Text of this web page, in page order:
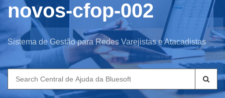
novos-cfop-002
Sistema de Gestão para Redes Varejistas e Atacadistas
Search
for: